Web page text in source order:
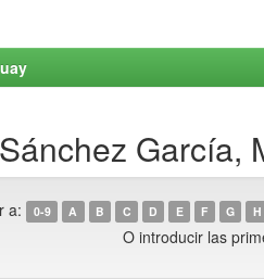
García,
a: 0-9 A B C D E F G H
O introducir las